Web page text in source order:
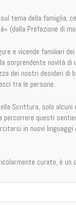
tema della famiglia,
(dalla Prefazione di
e vicende familiari
sorprendente novità di
dei nostri desideri di
tra le persone.
Scrittura, solo
questi
in nuovi
curato, è un